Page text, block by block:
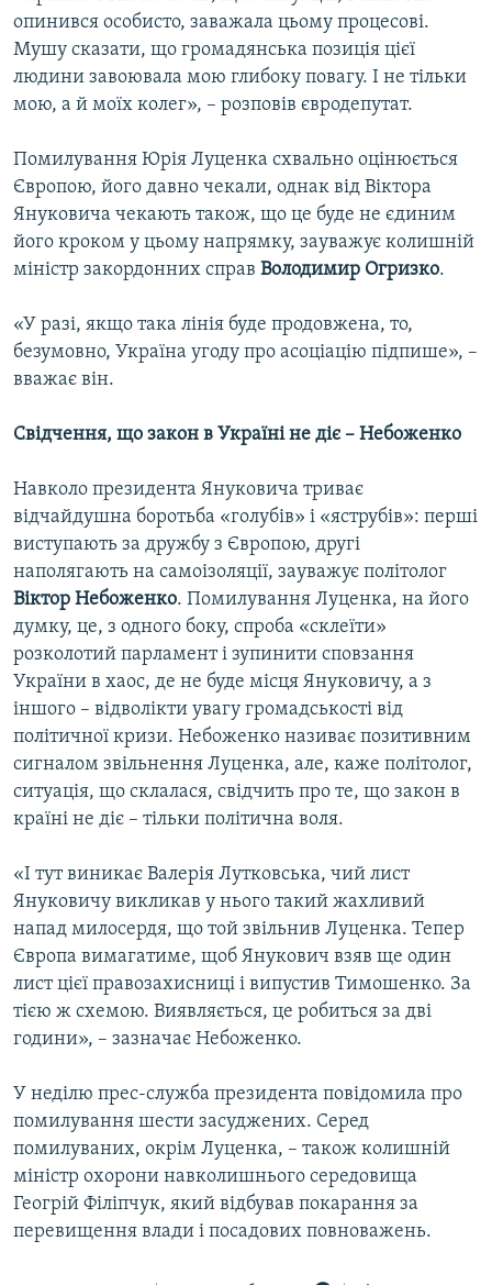
опинився особисто, заважала цьому процесові.
Мушу сказати, що громадянська позиція цієї
людини завоювала мою глибоку повагу. І не тільки
мою, а й моїх колег», – розповів євродепутат.
Помилування Юрія Луценка схвально оцінюється
Європою, його давно чекали, однак від Віктора
Януковича чекають також, що це буде не єдиним
його кроком у цьому напрямку, зауважує колишній
міністр закордонних справ Володимир Огризко.
«У разі, якщо така лінія буде продовжена, то,
безумовно, Україна угоду про асоціацію підпише», –
вважає він.
Свідчення, що закон в Україні не діє – Небоженко
Навколо президента Януковича триває
відчайдушна боротьба «голубів» і «яструбів»: перші
виступають за дружбу з Європою, другі
наполягають на самоізоляції, зауважує політолог
Віктор Небоженко. Помилування Луценка, на його
думку, це, з одного боку, спроба «склеїти»
розколотий парламент і зупинити сповзання
України в хаос, де не буде місця Януковичу, а з
іншого – відволікти увагу громадськості від
політичної кризи. Небоженко називає позитивним
сигналом звільнення Луценка, але, каже політолог,
ситуація, що склалася, свідчить про те, що закон в
країні не діє – тільки політична воля.
«І тут виникає Валерія Лутковська, чий лист
Януковичу викликав у нього такий жахливий
напад милосердя, що той звільнив Луценка. Тепер
Європа вимагатиме, щоб Янукович взяв ще один
лист цієї правозахисниці і випустив Тимошенко. За
тією ж схемою. Виявляється, це робиться за дві
години», – зазначає Небоженко.
У неділю прес-служба президента повідомила про
помилування шести засуджених. Серед
помилуваних, окрім Луценка, – також колишній
міністр охорони навколишнього середовища
Геогрій Філіпчук, який відбував покарання за
перевищення влади і посадових повноважень.